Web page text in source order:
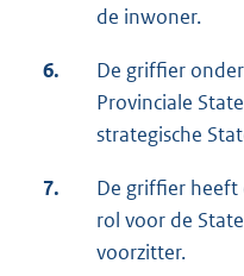
de inwoner.
6.
De griffier
Provinciale
strategische
7.
De griffier
rol voor de
voorzitter.